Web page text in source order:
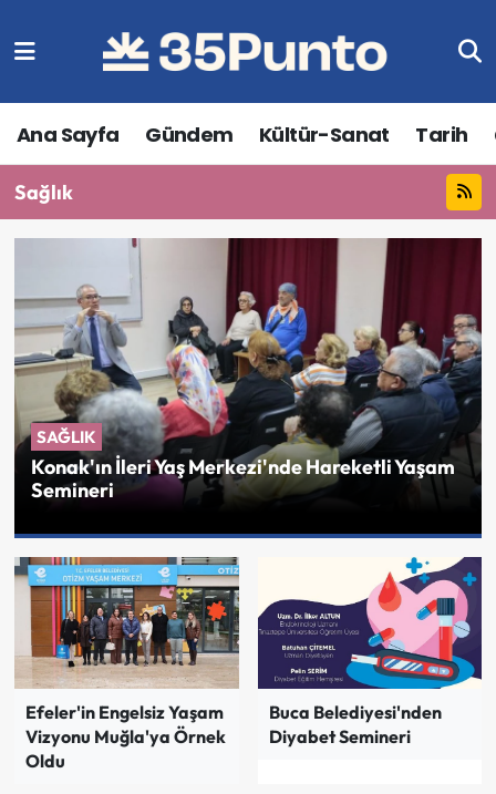
Ana Sayfa Gündem Kültür-Sanat Tarih
Sağlık
SAĞLIK
Konak'ın İleri Yaş Merkezi'nde Hareketli Yaşam
Semineri
Efeler'in Engelsiz Yaşam
Vizyonu Muğla'ya Örnek
Oldu
Buca Belediyesi'nden
Diyabet Semineri